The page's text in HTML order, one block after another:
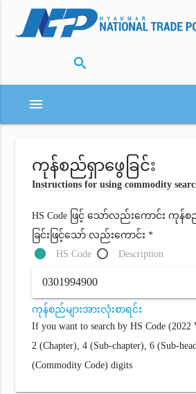
search
menu
ကုန်စည်ရှာဖွေခြင်း
Instructions for using commodity
HS Code ဖြင့် သော်လည်းကောင်း
ခြင်းဖြင့်သော် လည်းကောင်း *
HS Code
Description
ကုန်စည်များအားလုံးစာရင်း
If you want to search by HS Code (2022
2 (Chapter), 4 (Sub-chapter), 6 (Sub-
(Commodity Code) digits